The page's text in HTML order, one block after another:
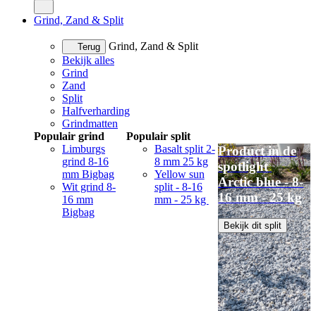
Grind, Zand & Split
Terug
Grind, Zand & Split
Bekijk alles
Grind
Zand
Split
Halfverharding
Grindmatten
Populair grind
Limburgs
grind 8-16
mm Bigbag
Wit grind 8-
16 mm
Bigbag
Populair split
Basalt split 2-
8 mm 25 kg
Yellow sun
split - 8-16
mm - 25 kg
Product in de
spotlight
Arctic blue - 8-
16 mm - 25 kg
Bekijk dit split